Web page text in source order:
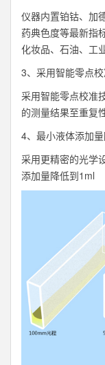
仪器内置铂钴、加
药典色度等最新指
化妆品、石油、工
3、采用智能零点
采用智能零点校准
的测量结果至重复
4、最小液体添加
采用更精密的光学
添加量降低到1ml